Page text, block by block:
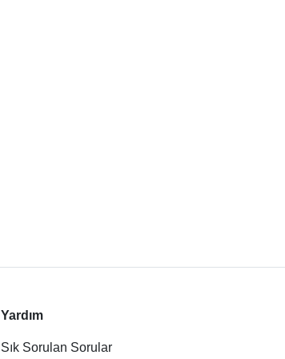
Yardım
Sık Sorulan Sorular